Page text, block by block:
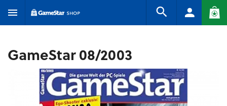
GameStar 08/2003